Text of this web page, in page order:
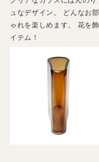
ュなデザイン。 どんなお
ゃれを楽しめます。 花を
イテム！